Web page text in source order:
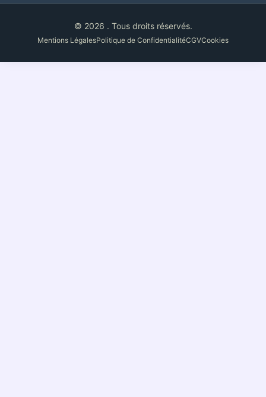
© 2026 . Tous droits réservés.
Mentions LégalesPolitique de ConfidentialitéCGVCookies